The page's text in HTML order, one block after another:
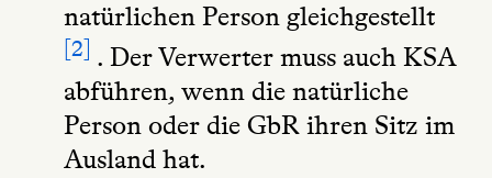
natürlichen Person gleichgestellt
2 . Der Verwerter muss auch KSA
abführen, wenn die natürliche
Person oder die GbR ihren Sitz im
Ausland hat.